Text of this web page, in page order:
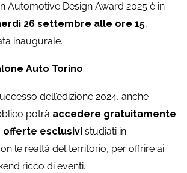
Automotive Design Award 2025 è in
26 settembre alle ore 15,
inaugurale.
Auto Torino
dell’edizione 2024, anche
potrà accedere gratuitamente
offerte esclusivi studiati in
le realtà del territorio, per offrire ai
ricco di eventi.